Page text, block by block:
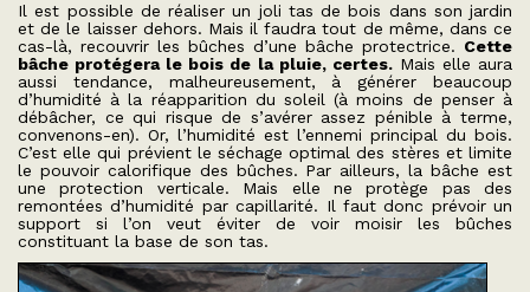
Il est possible de réaliser un joli tas de bois dans son jardin
et de le laisser dehors. Mais il faudra tout de même, dans ce
cas-là, recouvrir les bûches d’une bâche protectrice. Cette
bâche protégera le bois de la pluie, certes.Mais elle aura
aussi tendance, malheureusement, à générer beaucoup
d’humidité à la réapparition du soleil (à moins de penser à
débâcher, ce qui risque de s’avérer assez pénible à terme,
convenons-en). Or, l’humidité est l’ennemi principal du bois.
C’est elle qui prévient le séchage optimal des stères et limite
le pouvoir calorifique des bûches. Par ailleurs, la bâche est
une protection verticale. Mais elle ne protège pas des
remontées d’humidité par capillarité. Il faut donc prévoir un
support si l’on veut éviter de voir moisir les bûches
constituant la base de son tas.